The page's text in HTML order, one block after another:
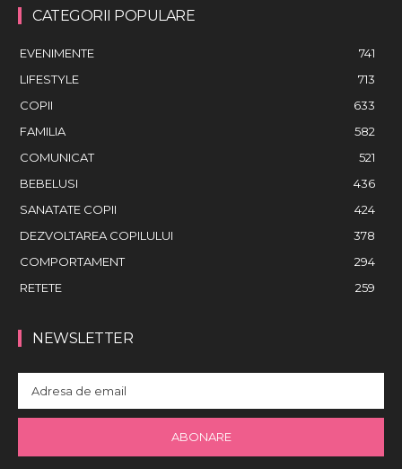
CATEGORII POPULARE
EVENIMENTE
741
LIFESTYLE
713
COPII
633
FAMILIA
582
COMUNICAT
521
BEBELUSI
436
SANATATE COPII
424
DEZVOLTAREA COPILULUI
378
COMPORTAMENT
294
RETETE
259
NEWSLETTER
ABONARE